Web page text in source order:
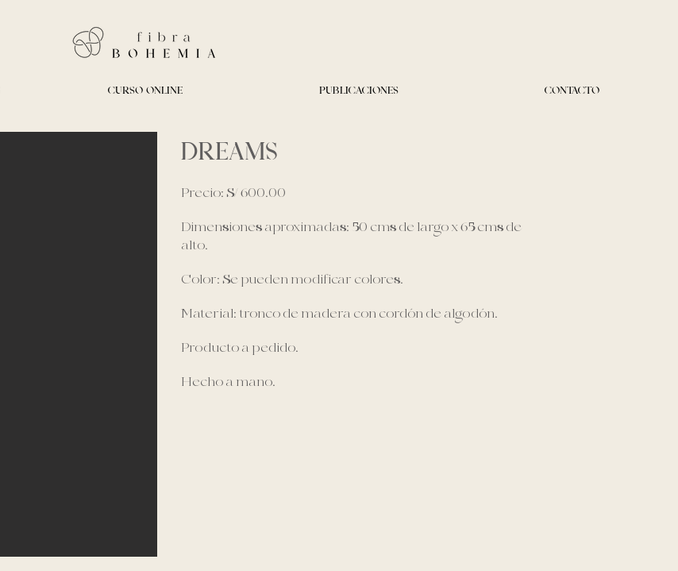
CURSO ONLINE PUBLICACIONES CONTACTO
DREAMS
Precio: S/ 600.00
Dimensiones aproximadas: 50 cms de largo x 65 cms de
alto.
Color: Se pueden modificar colores.
Material: tronco de madera con cordón de algodón.
Producto a pedido.
Hecho a mano.